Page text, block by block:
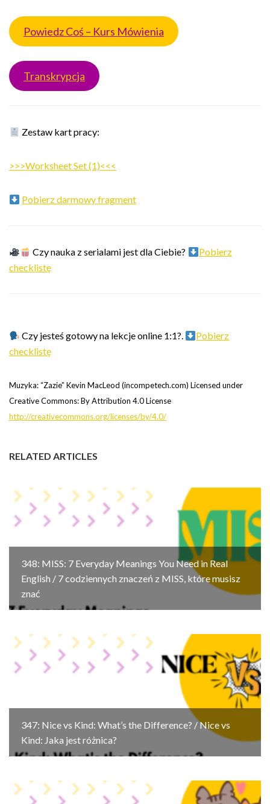
Powiedz Coś – Kurs Mówienia
Transkrypcja
Zestaw kart pracy:
>>>Worksheet Set (1)<<<
Pobierz darmowy fragment
Czy nauka z serialami jest dla Ciebie?
Pobierz
checklistę
Czy jesteś gotowy na lekcje online 1:1?.
Pobierz
checklistę
Muzyka: “Zazie” Kevin MacLeod (incompetech.com) Licensed under
Creative Commons: By Attribution 4.0 License
http://creativecommons.org/licenses/by/4.0/
RELATED ARTICLES
348: MISS: 7 Everyday Meanings You Need in Real
English / 7 codziennych znaczeń z MISS, które musisz
znać
347: Nice vs Kind: What’s the Difference? / Nice vs
Kind: Jaka jest różnica?